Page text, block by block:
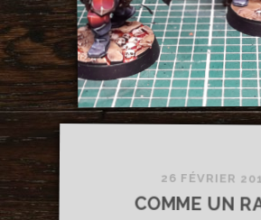
26 FÉVRIER
COMME UN